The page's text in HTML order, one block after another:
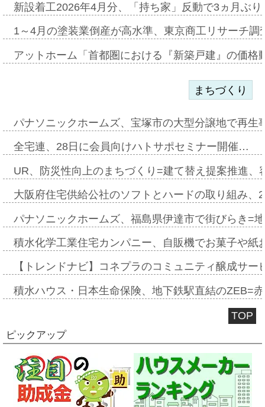
新設着工2026年4月分、「持ち家」反動で3ヵ月ぶ
1～4月の塗装業倒産が高水準、東京商工リサーチ
アットホーム「首都圏における『新築戸建』の価
まちづくり
パナソニックホームズ、宝塚市の大型分譲地で再
全宅連、28日に会員向けハトサポセミナー開催…
UR、防災性向上のまちづくり=建て替え提案推進
大阪府住宅供給公社のソフトとハードの取り組み
パナソニックホームズ、福島県伊達市で街びらき=
積水化学工業住宅カンパニー、自販機でお菓子や
【トレンドナビ】コネプラのコミュニティ醸成サ
積水ハウス・日本生命保険、地下鉄駅直結のZEB=
TOP
ピックアップ